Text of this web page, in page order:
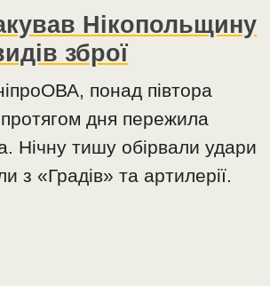
Нікопольщину
зброї
понад півтора
дня пережила
Нічну тишу обірвали удари
з «Градів» та артилерії.